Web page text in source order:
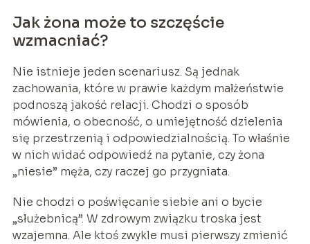
Jak żona może to szczęście
wzmacniać?
Nie istnieje jeden scenariusz. Są jednak
zachowania, które w prawie każdym małżeństwie
podnoszą jakość relacji. Chodzi o sposób
mówienia, o obecność, o umiejętność dzielenia
się przestrzenią i odpowiedzialnością. To właśnie
w nich widać odpowiedź na pytanie, czy żona
„niesie” męża, czy raczej go przygniata.
Nie chodzi o poświęcanie siebie ani o bycie
„służebnicą”. W zdrowym związku troska jest
wzajemna. Ale ktoś zwykle musi pierwszy zmienić